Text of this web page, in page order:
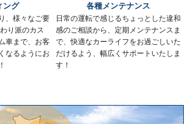
ング
、様々なご要
り派のカス
車まで、お客
なるようにお
各種メンテナンス
日常の運転で感じるちょっとした違和
感のご相談から、定期メンテナンスま
で、快適なカーライフをお過ごしいた
だけるよう、幅広くサポートいたしま
す！